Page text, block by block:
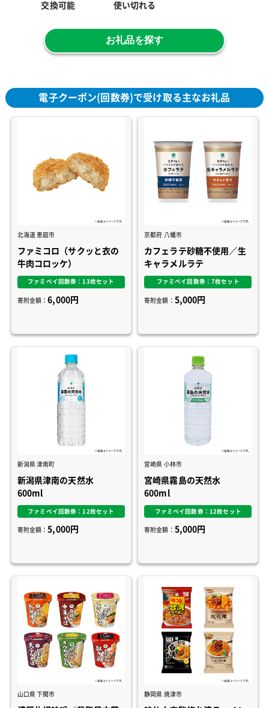
交換可能
使い切れる
お礼品を探す
電子クーポン(回数券)で受け取る主なお礼品
北海道 恵庭市
ファミコロ（サクッと衣の
牛肉コロッケ）
ファミペイ回数券：13枚セット
寄附金額：6,000円
京都府 八幡市
カフェラテ砂糖不使用／生
キャラメルラテ
ファミペイ回数券：7枚セット
寄附金額： 5,000円
新潟県 津南町
新潟県津南の天然水
600ml
ファミペイ回数券：12枚セット
寄附金額：5,000円
宮崎県 小林市
宮崎県霧島の天然水
600ml
ファミペイ回数券：12枚セット
寄附金額： 5,000円
山口県 下関市 静岡県 焼津市